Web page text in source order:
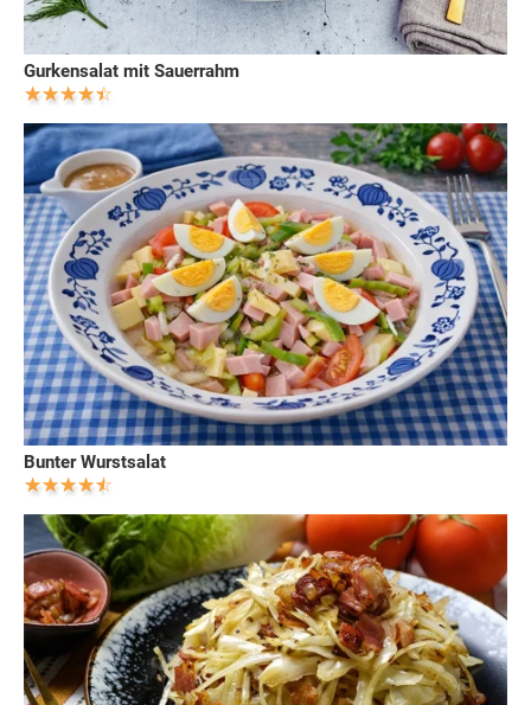
Gurkensalat mit Sauerrahm
Bunter Wurstsalat